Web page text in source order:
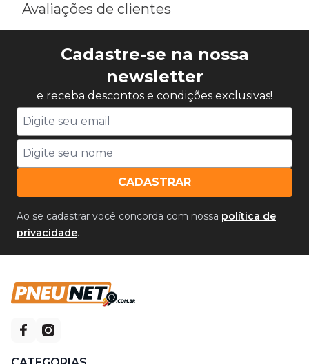
Avaliações de clientes
Cadastre-se na nossa
newsletter
e receba descontos e condições exclusivas!
CADASTRAR
Ao se cadastrar você concorda com nossa política de
privacidade.